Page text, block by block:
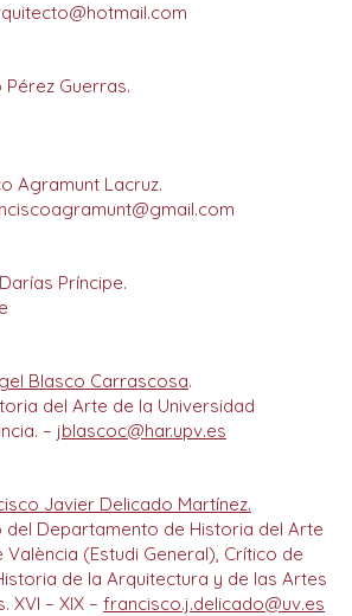
Pérez Guerras.
Agramunt Lacruz.
Príncipe.
Blasco Carrascosa.
del Arte de la Universidad
– jblascoc@har.upv.es
Javier Delicado Martínez.
Departamento de Historia del Arte
(Estudi General), Crítico de
de la Arquitectura y de las Artes
XVI – XIX – francisco.j.delicado@uv.es